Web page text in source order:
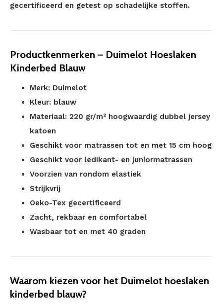
gecertificeerd en getest op schadelijke stoffen.
Productkenmerken – Duimelot Hoeslaken
Kinderbed Blauw
Merk: Duimelot
Kleur: blauw
Materiaal: 220 gr/m² hoogwaardig dubbel jersey
katoen
Geschikt voor matrassen tot en met 15 cm hoog
Geschikt voor ledikant- en juniormatrassen
Voorzien van rondom elastiek
Strijkvrij
Oeko-Tex gecertificeerd
Zacht, rekbaar en comfortabel
Wasbaar tot en met 40 graden
Waarom kiezen voor het Duimelot hoeslaken
kinderbed blauw?